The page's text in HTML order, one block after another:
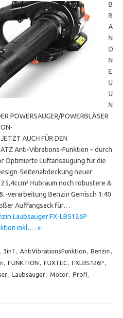
B
R
A
N
D
N
E
U
U
N
POWERSAUGER/POWERBLÄSER
AUCH FÜR DEN
Anti-Vibrations-Funktion – durch
Optimierte Luftansaugung für die
Seitenabdeckung neuer
Hubraum noch robustere &
-verarbeitung Benzin Gemisch 1:40
Auffangsack für…
Laubsauger FX-LBS126P
inkl.… »
, 3in1 , AntiVibrationsFunktion , Benzin ,
, FUNKTION , FUXTEC, FXLBS126P ,
, Laubsauger, Motor, Profi,